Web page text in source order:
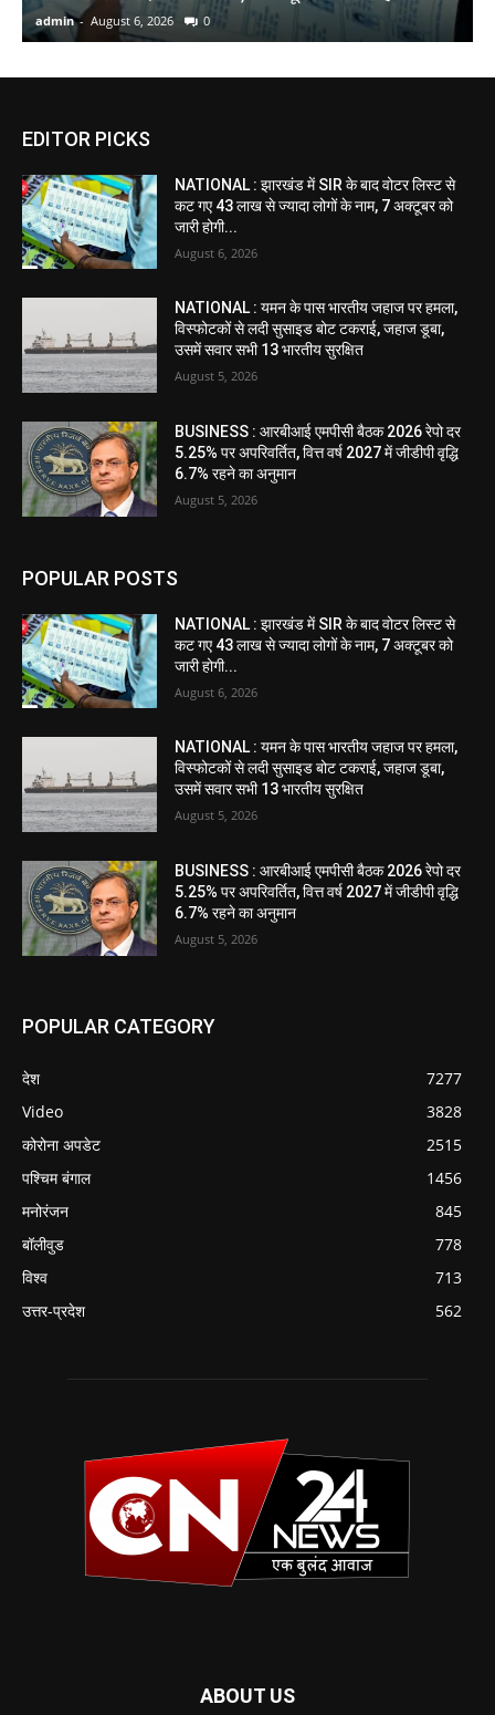
admin - August 6, 2026 0
EDITOR PICKS
NATIONAL : झारखंड में SIR के बाद वोटर ल‍िस्‍ट से
कट गए 43 लाख से ज्‍यादा लोगों के नाम, 7 अक्‍टूबर को
जारी होगी...
August 6, 2026
NATIONAL : यमन के पास भारतीय जहाज पर हमला,
विस्फोटकों से लदी सुसाइड बोट टकराई, जहाज डूबा,
उसमें सवार सभी 13 भारतीय सुरक्षित
August 5, 2026
BUSINESS : आरबीआई एमपीसी बैठक 2026 रेपो दर
5.25% पर अपरिवर्तित, वित्त वर्ष 2027 में जीडीपी वृद्धि
6.7% रहने का अनुमान
August 5, 2026
POPULAR POSTS
NATIONAL : झारखंड में SIR के बाद वोटर ल‍िस्‍ट से
कट गए 43 लाख से ज्‍यादा लोगों के नाम, 7 अक्‍टूबर को
जारी होगी...
August 6, 2026
NATIONAL : यमन के पास भारतीय जहाज पर हमला,
विस्फोटकों से लदी सुसाइड बोट टकराई, जहाज डूबा,
उसमें सवार सभी 13 भारतीय सुरक्षित
August 5, 2026
BUSINESS : आरबीआई एमपीसी बैठक 2026 रेपो दर
5.25% पर अपरिवर्तित, वित्त वर्ष 2027 में जीडीपी वृद्धि
6.7% रहने का अनुमान
August 5, 2026
POPULAR CATEGORY
देश
7277
Video
3828
कोरोना अपडेट
2515
पश्चिम बंगाल
1456
मनोरंजन
845
बॉलीवुड
778
विश्व
713
उत्तर-प्रदेश
562
ABOUT US